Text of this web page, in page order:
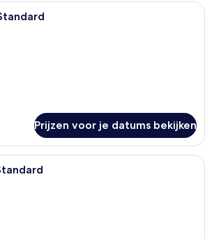
Hotelkamer met een bed, bureau
Prijzen voor je datums bekijken
Een hotelkamer met een bed,